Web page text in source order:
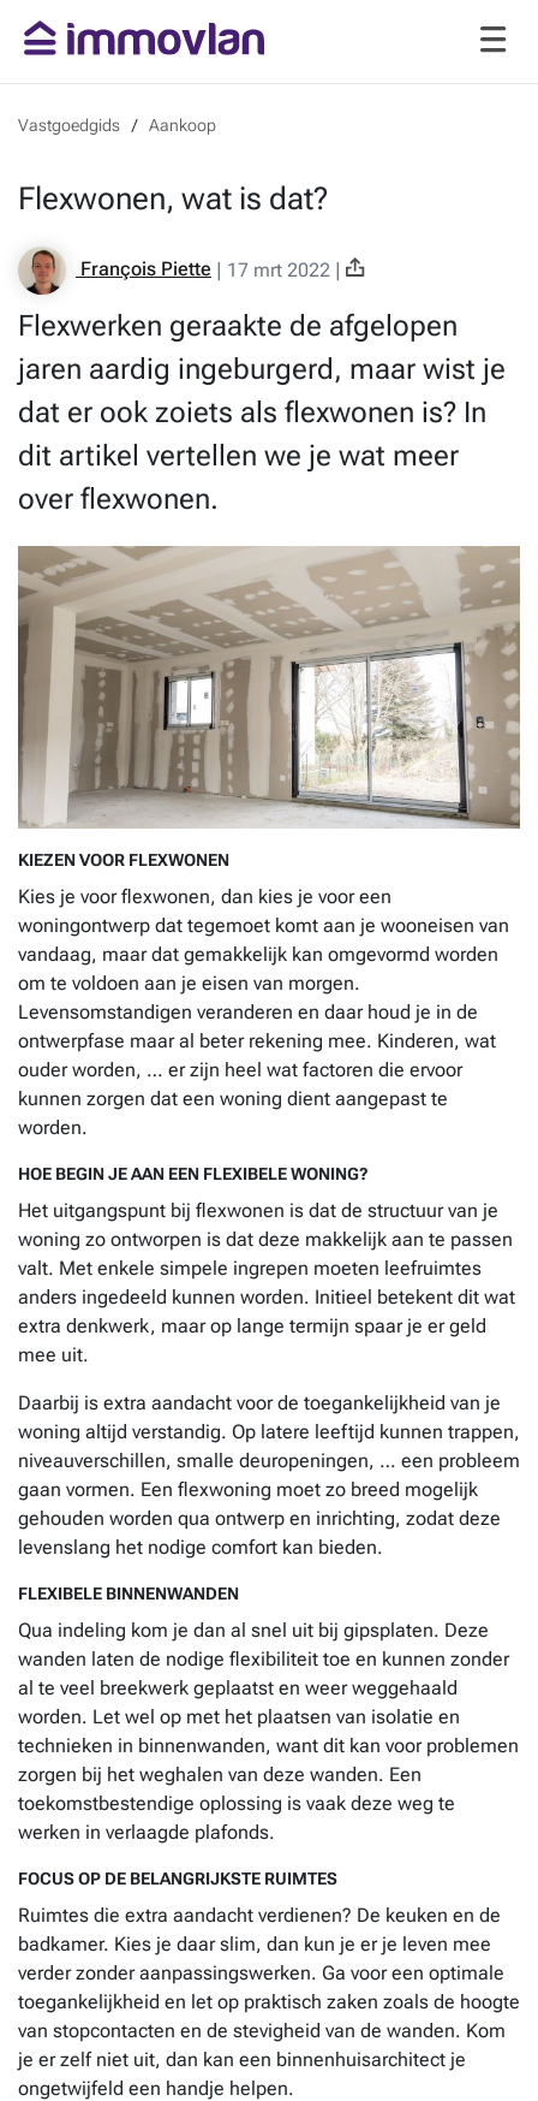
Vastgoedgids Aankoop
Flexwonen, wat is dat?
François Piette | 17 mrt 2022 |
Flexwerken geraakte de afgelopen
jaren aardig ingeburgerd, maar wist je
dat er ook zoiets als flexwonen is? In
dit artikel vertellen we je wat meer
over flexwonen.
KIEZEN VOOR FLEXWONEN
Kies je voor flexwonen, dan kies je voor een
woningontwerp dat tegemoet komt aan je wooneisen van
vandaag, maar dat gemakkelijk kan omgevormd worden
om te voldoen aan je eisen van morgen.
Levensomstandigen veranderen en daar houd je in de
ontwerpfase maar al beter rekening mee. Kinderen, wat
ouder worden, … er zijn heel wat factoren die ervoor
kunnen zorgen dat een woning dient aangepast te
worden.
HOE BEGIN JE AAN EEN FLEXIBELE WONING?
Het uitgangspunt bij flexwonen is dat de structuur van je
woning zo ontworpen is dat deze makkelijk aan te passen
valt. Met enkele simpele ingrepen moeten leefruimtes
anders ingedeeld kunnen worden. Initieel betekent dit wat
extra denkwerk, maar op lange termijn spaar je er geld
mee uit.
Daarbij is extra aandacht voor de toegankelijkheid van je
woning altijd verstandig. Op latere leeftijd kunnen trappen,
niveauverschillen, smalle deuropeningen, … een probleem
gaan vormen. Een flexwoning moet zo breed mogelijk
gehouden worden qua ontwerp en inrichting, zodat deze
levenslang het nodige comfort kan bieden.
FLEXIBELE BINNENWANDEN
Qua indeling kom je dan al snel uit bij gipsplaten. Deze
wanden laten de nodige flexibiliteit toe en kunnen zonder
al te veel breekwerk geplaatst en weer weggehaald
worden. Let wel op met het plaatsen van isolatie en
technieken in binnenwanden, want dit kan voor problemen
zorgen bij het weghalen van deze wanden. Een
toekomstbestendige oplossing is vaak deze weg te
werken in verlaagde plafonds.
FOCUS OP DE BELANGRIJKSTE RUIMTES
Ruimtes die extra aandacht verdienen? De keuken en de
badkamer. Kies je daar slim, dan kun je er je leven mee
verder zonder aanpassingswerken. Ga voor een optimale
toegankelijkheid en let op praktisch zaken zoals de hoogte
van stopcontacten en de stevigheid van de wanden. Kom
je er zelf niet uit, dan kan een binnenhuisarchitect je
ongetwijfeld een handje helpen.